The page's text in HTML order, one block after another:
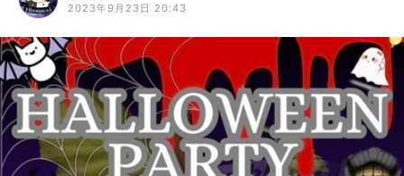
2023年9月23日 20:43